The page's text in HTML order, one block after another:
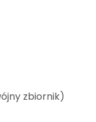
zbiornik)